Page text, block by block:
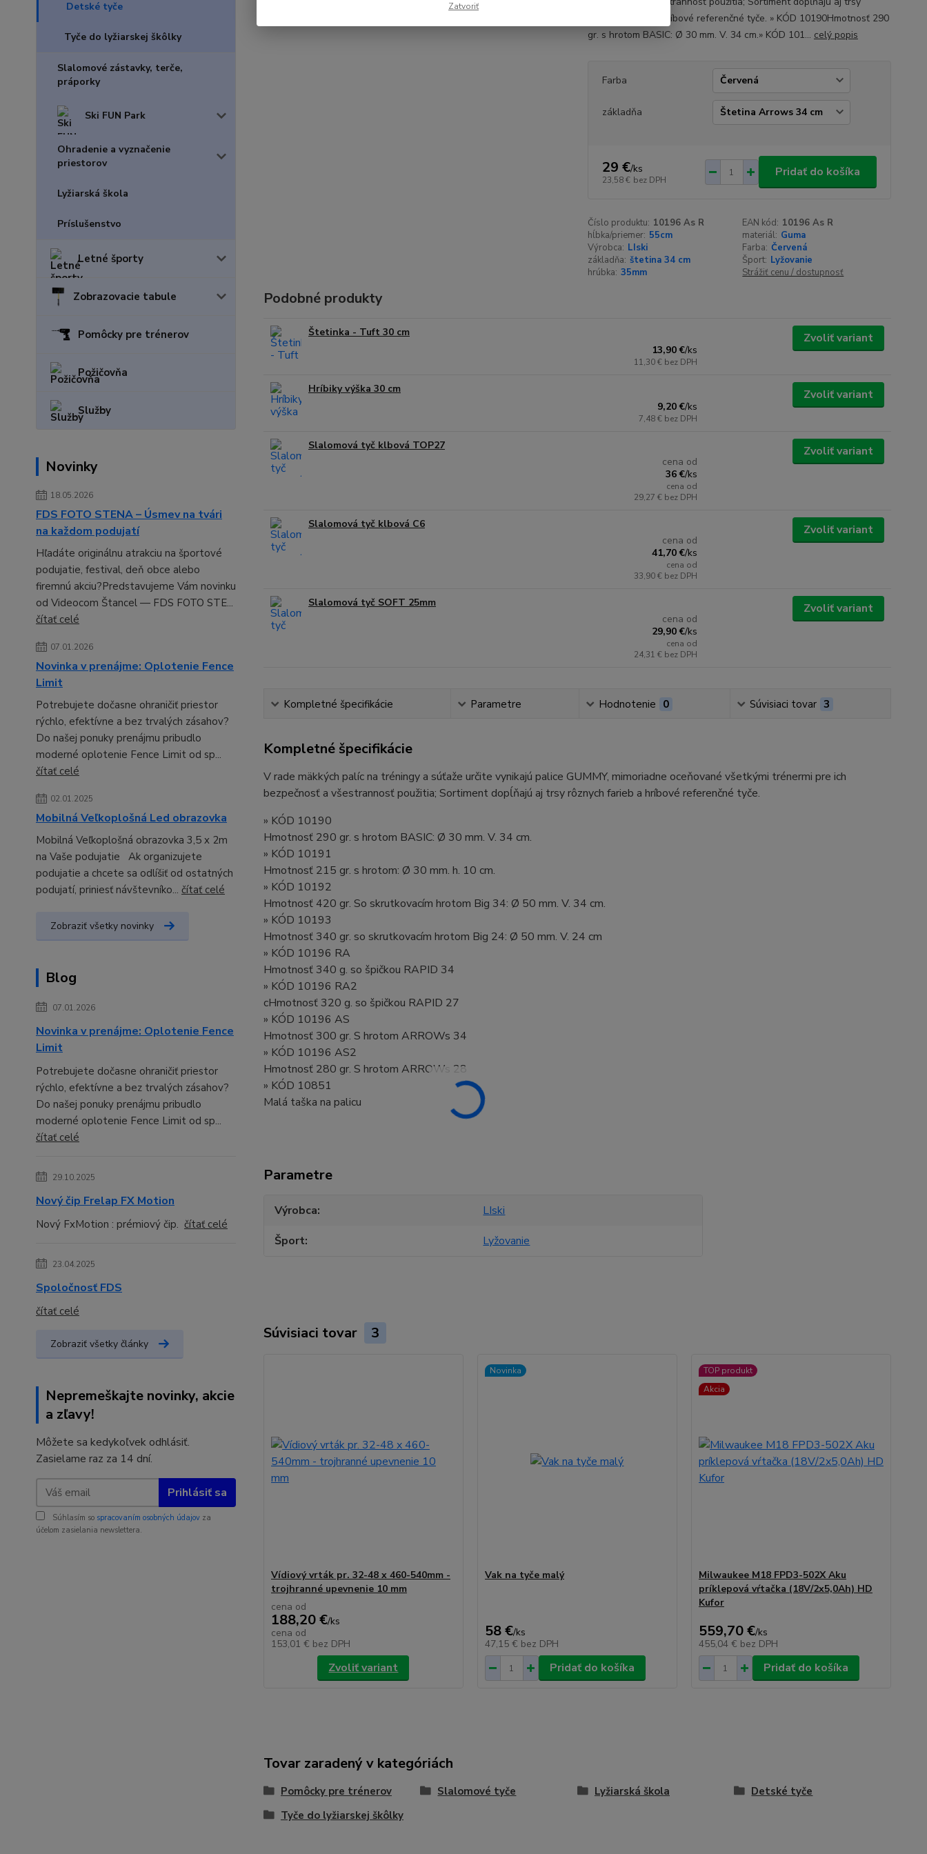
Detské tyče
Tyče do lyžiarskej škôlky
Slalomové zástavky, terče,
práporky
Ski FUN Park
Ohradenie a vyznačenie
priestorov
Lyžiarská škola
Príslušenstvo
Letné športy
Zobrazovacie tabule
Pomôcky pre trénerov
Požičovňa
Služby
Novinky
18.05.2026
FDS FOTO STENA – Úsmev na tvári
na každom podujatí
Hľadáte originálnu atrakciu na športové
podujatie, festival, deň obce alebo
firemnú akciu?Predstavujeme Vám novinku
od Videocom Štancel — FDS FOTO STE...
čítať celé
07.01.2026
Novinka v prenájme: Oplotenie Fence
Limit
Potrebujete dočasne ohraničiť priestor
rýchlo, efektívne a bez trvalých zásahov?
Do našej ponuky prenájmu pribudlo
moderné oplotenie Fence Limit od sp...
čítať celé
02.01.2025
Mobilná Veľkoplošná Led obrazovka
Mobilná Veľkoplošná obrazovka 3,5 x 2m
na Vaše podujatie Ak organizujete
podujatie a chcete sa odlíšiť od ostatných
podujatí, priniesť návštevníko... čítať celé
Zobraziť všetky novinky
Blog
07.01.2026
Novinka v prenájme: Oplotenie Fence
Limit
Potrebujete dočasne ohraničiť priestor
rýchlo, efektívne a bez trvalých zásahov?
Do našej ponuky prenájmu pribudlo
moderné oplotenie Fence Limit od sp...
čítať celé
29.10.2025
Nový čip Frelap FX Motion
Nový FxMotion : prémiový čip. čítať celé
23.04.2025
Spoločnosť FDS
čítať celé
Zobraziť všetky články
Nepremeškajte novinky, akcie
a zľavy!
Môžete sa kedykoľvek odhlásiť.
Zasielame raz za 14 dní.
Prihlásiť sa
Súhlasím so spracovaním osobných údajov za
účelom zasielania newslettera.
rôznych farieb a hríbové referenčné tyče. » KÓD 10190Hmotnosť 290
gr. s hrotom BASIC: Ø 30 mm. V. 34 cm.» KÓD 101... celý popis
Farba
základňa
29 €/ks
23,58 € bez DPH
Pridať do košíka
Číslo produktu: 10196 As R EAN kód: 10196 As R
hĺbka/priemer: 55cm materiál: Guma
Výrobca: LIski Farba: Červená
základňa: štetina 34 cm Šport: Lyžovanie
hrúbka: 35mm Strážiť cenu / dostupnosť
Podobné produkty
Štetinka - Tuft 30 cm
13,90 €/ks
11,30 € bez DPH
Zvoliť variant
Hríbiky výška 30 cm
9,20 €/ks
7,48 € bez DPH
Zvoliť variant
Slalomová tyč klbová TOP27
cena od
36 €/ks
cena od
29,27 € bez DPH
Zvoliť variant
Slalomová tyč klbová C6
cena od
41,70 €/ks
cena od
33,90 € bez DPH
Zvoliť variant
Slalomová tyč SOFT 25mm
cena od
29,90 €/ks
cena od
24,31 € bez DPH
Zvoliť variant
Kompletné špecifikácie Parametre Hodnotenie 0 Súvisiaci tovar 3
Kompletné špecifikácie
V rade mäkkých palíc na tréningy a súťaže určite vynikajú palice GUMMY, mimoriadne oceňované všetkými trénermi pre ich
bezpečnosť a všestrannosť použitia; Sortiment dopĺňajú aj trsy rôznych farieb a hríbové referenčné tyče.
» KÓD 10190
Hmotnosť 290 gr. s hrotom BASIC: Ø 30 mm. V. 34 cm.
» KÓD 10191
Hmotnosť 215 gr. s hrotom: Ø 30 mm. h. 10 cm.
» KÓD 10192
Hmotnosť 420 gr. So skrutkovacím hrotom Big 34: Ø 50 mm. V. 34 cm.
» KÓD 10193
Hmotnosť 340 gr. so skrutkovacím hrotom Big 24: Ø 50 mm. V. 24 cm
» KÓD 10196 RA
Hmotnosť 340 g. so špičkou RAPID 34
» KÓD 10196 RA2
cHmotnosť 320 g. so špičkou RAPID 27
» KÓD 10196 AS
Hmotnosť 300 gr. S hrotom ARROWs 34
» KÓD 10196 AS2
Hmotnosť 280 gr. S hrotom ARROWs 28
» KÓD 10851
Malá taška na palicu
Parametre
Výrobca
LIski
Šport
Lyžovanie
Súvisiaci tovar 3
Vídiový vrták pr. 32-48 x 460-540mm -
trojhranné upevnenie 10 mm
cena od
188,20 €/ks
cena od
153,01 € bez DPH
Zvoliť variant
Novinka
Vak na tyče malý
58 €/ks
47,15 € bez DPH
Pridať do košíka
TOP produkt
Akcia
Milwaukee M18 FPD3-502X Aku
príklepová vŕtačka (18V/2x5,0Ah) HD
Kufor
559,70 €/ks
455,04 € bez DPH
Pridať do košíka
Tovar zaradený v kategóriách
Pomôcky pre trénerov Slalomové tyče Lyžiarská škola
Detské tyče
Tyče do lyžiarskej škôlky
Zatvoriť